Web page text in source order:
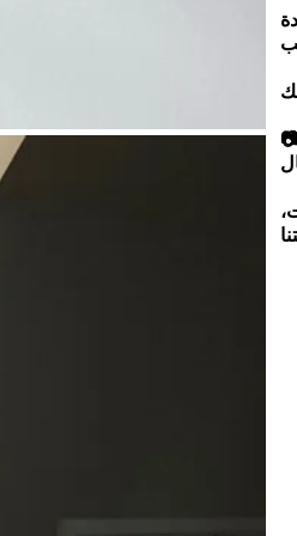
قبل الدفع لضمان تجربة تسوق موثوقة وراحة